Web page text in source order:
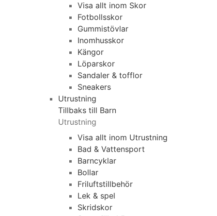
Visa allt inom Skor
Fotbollsskor
Gummistövlar
Inomhusskor
Kängor
Löparskor
Sandaler & tofflor
Sneakers
Utrustning
Tillbaks till Barn
Utrustning
Visa allt inom Utrustning
Bad & Vattensport
Barncyklar
Bollar
Friluftstillbehör
Lek & spel
Skridskor